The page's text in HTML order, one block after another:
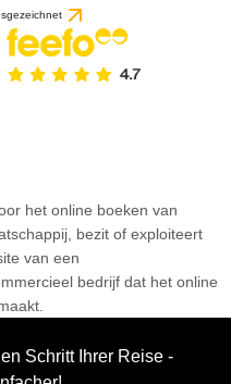
het online boeken van
bezit of exploiteert
van een
bedrijf dat het online
Schritt Ihrer Reise -